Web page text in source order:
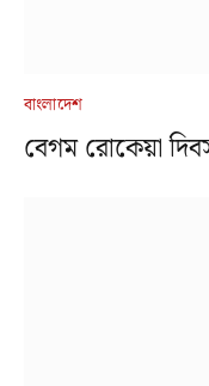
বাংলাদেশ
বেগম রোকেয়া